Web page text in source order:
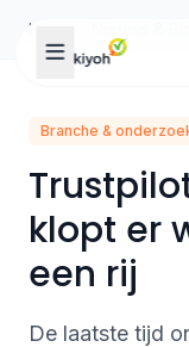
Home
Branche &
klopt er
een rij
De laatste tijd